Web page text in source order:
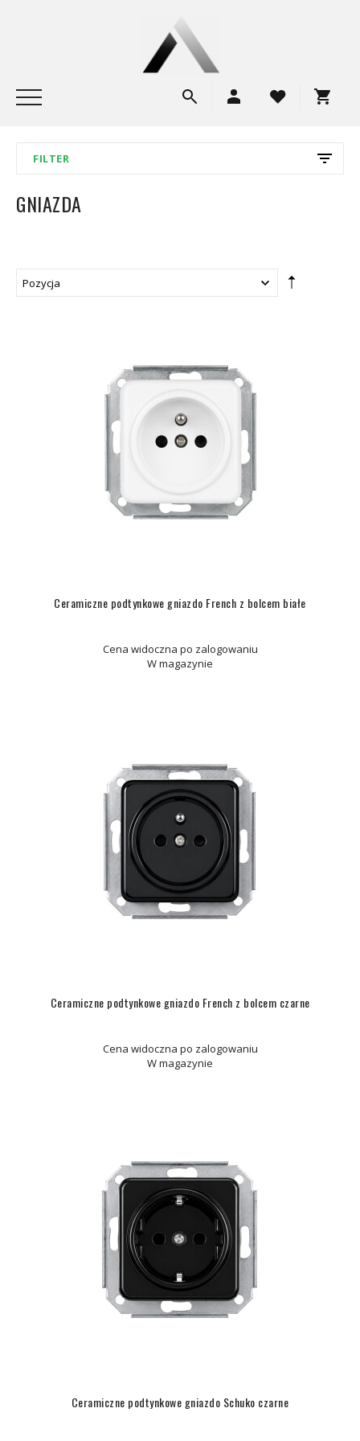
FILTER
GNIAZDA
Ceramiczne podtynkowe gniazdo French z bolcem białe
Cena widoczna po zalogowaniu
W magazynie
Ceramiczne podtynkowe gniazdo French z bolcem czarne
Cena widoczna po zalogowaniu
W magazynie
Ceramiczne podtynkowe gniazdo Schuko czarne